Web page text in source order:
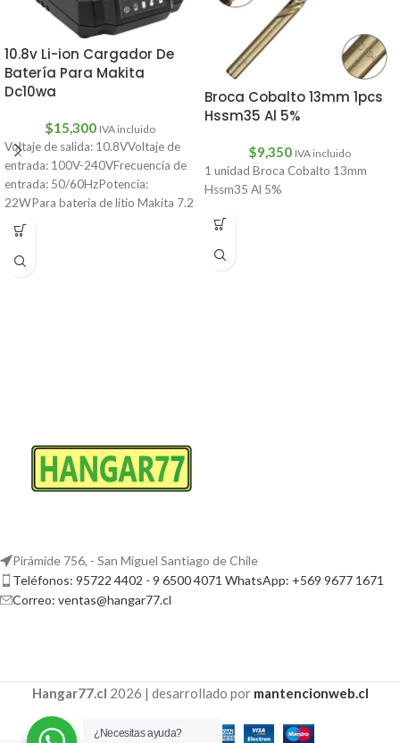
10.8v Li-ion Cargador De
Batería Para Makita
Dc10wa
$15,300 IVA incluido
Voltaje de salida: 10.8VVoltaje de
entrada: 100V-240VFrecuencia de
entrada: 50/60HzPotencia:
22WPara batería de litio Makita 7.2
V/10.8VCantidad: 1 ud.
Broca Cobalto 13mm 1pcs
Hssm35 Al 5%
$9,350 IVA incluido
1 unidad Broca Cobalto 13mm
Hssm35 Al 5%
Pirámide 756, - San Miguel Santiago de Chile
Teléfonos: 95722 4402 - 9 6500 4071 WhatsApp: +569 9677 1671
Correo: ventas@hangar77.cl
Hangar77.cl 2026 | desarrollado por mantencionweb.cl
¿Necesitas ayuda?